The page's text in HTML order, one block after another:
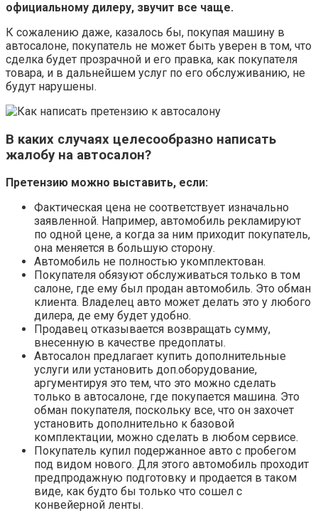
официальному дилеру, звучит все чаще.
К сожалению даже, казалось бы, покупая машину в
автосалоне, покупатель не может быть уверен в том, что
сделка будет прозрачной и его правка, как покупателя
товара, и в дальнейшем услуг по его обслуживанию, не
будут нарушены.
В каких случаях целесообразно написать
жалобу на автосалон?
Претензию можно выставить, если:
Фактическая цена не соответствует изначально
заявленной. Например, автомобиль рекламируют
по одной цене, а когда за ним приходит покупатель,
она меняется в большую сторону.
Автомобиль не полностью укомплектован.
Покупателя обязуют обслуживаться только в том
салоне, где ему был продан автомобиль. Это обман
клиента. Владелец авто может делать это у любого
дилера, де ему будет удобно.
Продавец отказывается возвращать сумму,
внесенную в качестве предоплаты.
Автосалон предлагает купить дополнительные
услуги или установить доп.оборудование,
аргументируя это тем, что это можно сделать
только в автосалоне, где покупается машина. Это
обман покупателя, поскольку все, что он захочет
установить дополнительно к базовой
комплектации, можно сделать в любом сервисе.
Покупатель купил подержанное авто с пробегом
под видом нового. Для этого автомобиль проходит
предпродажную подготовку и продается в таком
виде, как будто бы только что сошел с
конвейерной ленты.